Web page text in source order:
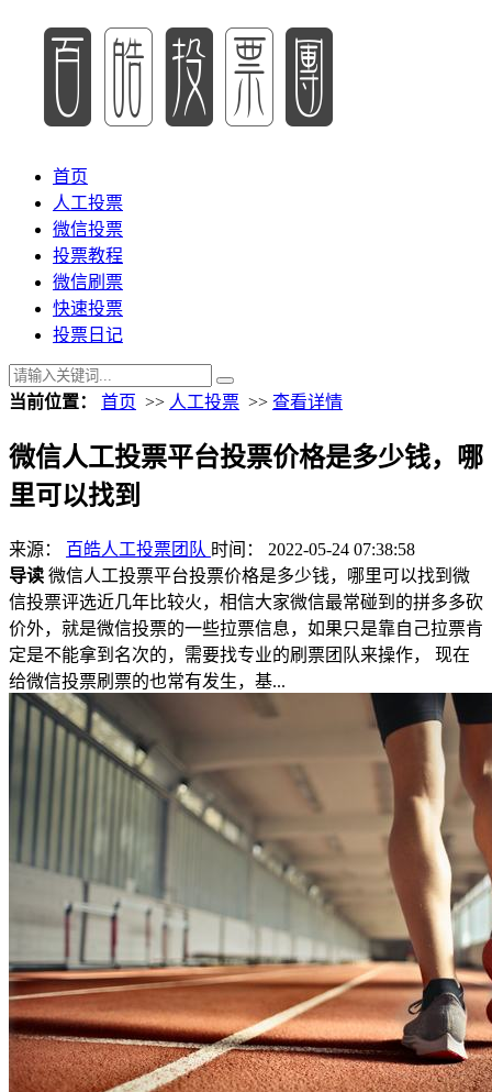
首页
人工投票
微信投票
投票教程
微信刷票
快速投票
投票日记
当前位置： 首页 >> 人工投票 >> 查看详情
微信人工投票平台投票价格是多少钱，哪
里可以找到
来源： 百皓人工投票团队 时间： 2022-05-24 07:38:58
导读 微信人工投票平台投票价格是多少钱，哪里可以找到微
信投票评选近几年比较火，相信大家微信最常碰到的拼多多砍
价外，就是微信投票的一些拉票信息，如果只是靠自己拉票肯
定是不能拿到名次的，需要找专业的刷票团队来操作， 现在
给微信投票刷票的也常有发生，基...